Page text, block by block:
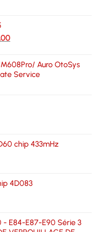
1.500,00 د.م..
Le
est :
Auro OtoSys
Service
chip 433mHz
4D083
- E84-E87-E90 Série 3